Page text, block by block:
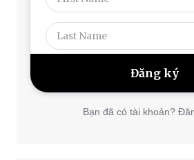
Bạn đã có tài khoản?